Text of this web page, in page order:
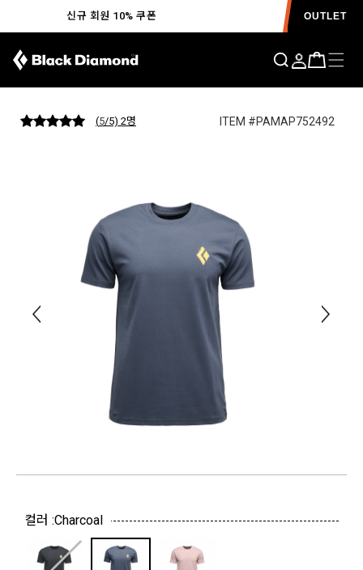
신규 회원 10% 쿠폰 OUTLET
슈레디드 티 MENS F25
(5/5) 2명 ITEM #PAMAP752492
컬러 :Charcoal